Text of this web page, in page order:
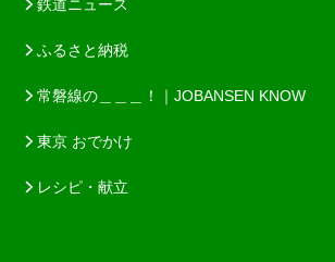
鉄道ニュース
ふるさと納税
常磐線の＿＿＿！｜JOBANSEN KNOW
東京 おでかけ
レシピ・献立